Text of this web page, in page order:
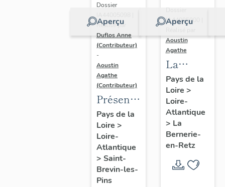
Aperçu
Dossier
Réalisé par
Duflos Anne
(Contributeur)
-
Aoustin
Agathe
(Contributeur)
Présentation
de la
commune
de Saint-
Brevin-
les-Pins
Pays de la
Loire >
Loire-
Atlantique
> Saint-
Brevin-les-
Pins
Aperçu
Dossier
IA44005000 |
Aoustin
Agathe
La
Bernerie-
en-Retz :
de la
commune
Pays de la
Loire >
Loire-
Atlantique
> La
Bernerie-
en-Retz